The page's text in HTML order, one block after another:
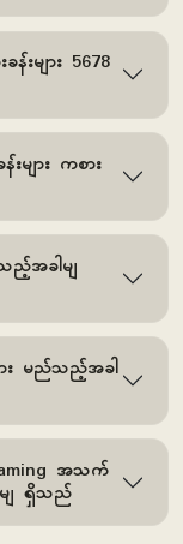
းများ 5678
များ ကစား
ည့်အခါမျ
း မည်သည့်အခါ
အသက်
ျ ရှိသည်